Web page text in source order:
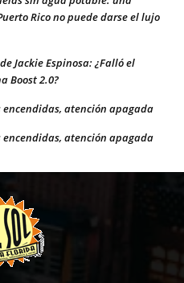
Rico no puede darse el lujo
Jackie Espinosa: ¿Falló el
Boost 2.0?
atención apagada
atención apagada